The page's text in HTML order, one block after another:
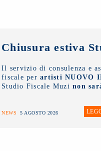
Il servizio di consulenza e
fiscale per artisti NUOVO
Studio Fiscale Muzi non
NEWS 5 AGOSTO 2026